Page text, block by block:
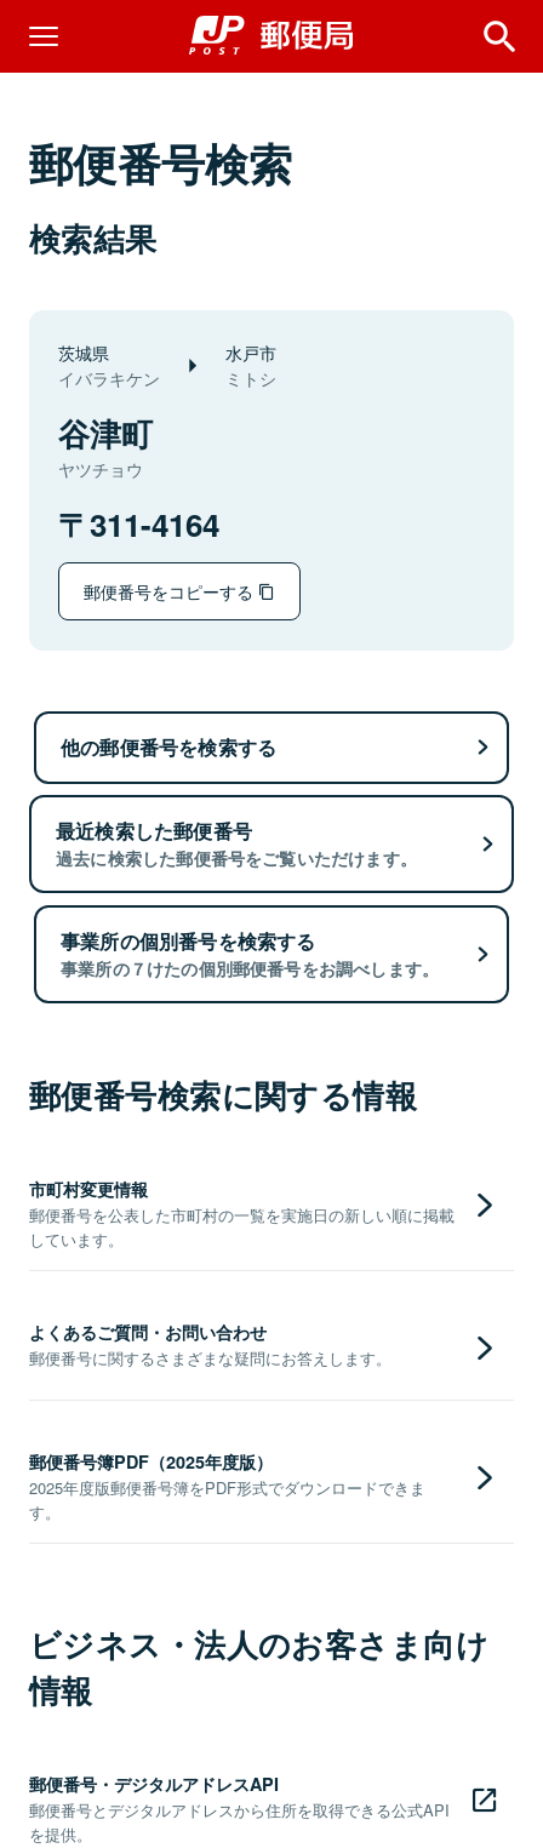
郵便番号検索
検索結果
茨城県
イバラキケン
水戸市
ミトシ
谷津町
ヤツチョウ
311-4164
郵便番号をコピーする
他の郵便番号を検索する
最近検索した郵便番号
過去に検索した郵便番号をご覧いただけます。
事業所の個別番号を検索する
事業所の７けたの個別郵便番号をお調べします。
郵便番号検索に関する情報
市町村変更情報
郵便番号を公表した市町村の一覧を実施日の新しい順に掲載
しています。
よくあるご質問・お問い合わせ
郵便番号に関するさまざまな疑問にお答えします。
郵便番号簿PDF（2025年度版）
2025年度版郵便番号簿をPDF形式でダウンロードできま
す。
ビジネス・法人のお客さま向け
情報
郵便番号・デジタルアドレスAPI
郵便番号とデジタルアドレスから住所を取得できる公式API
を提供。